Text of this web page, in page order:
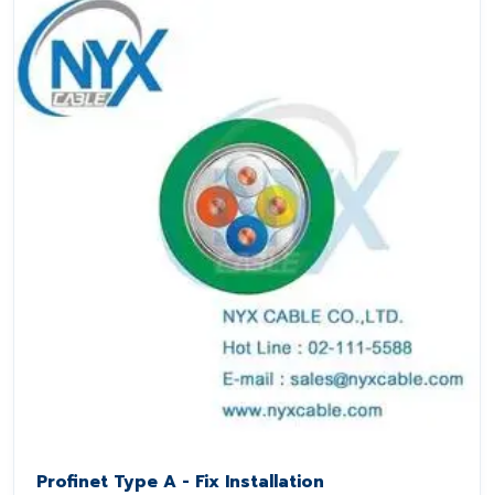
Profinet Type A - Fix Installation